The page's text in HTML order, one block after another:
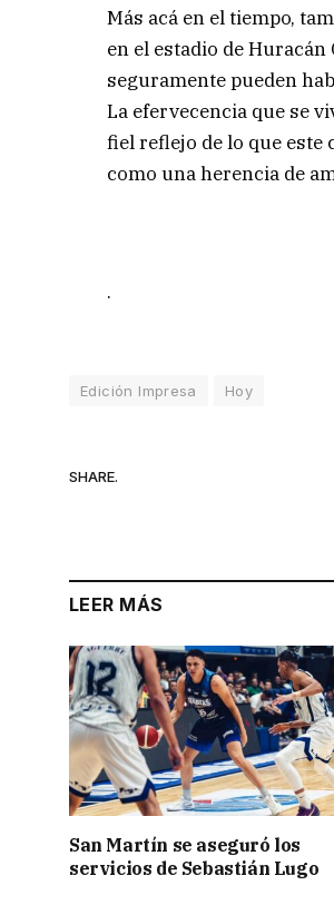
Más acá en el tiempo,
en el estadio de
seguramente pueden
La efervecencia que se
fiel reflejo de lo que este
como una herencia de
.
Edición Impresa Hoy
SHARE.
LEER MÁS
San Martín se aseguró los
servicios de Sebastián Lugo